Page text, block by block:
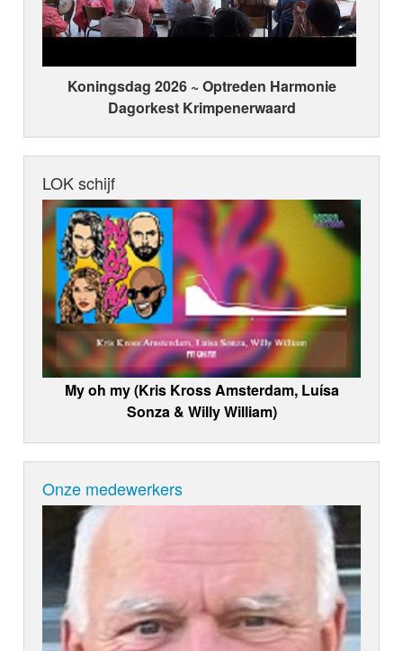
Koningsdag 2026 ~ Optreden Harmonie
Dagorkest Krimpenerwaard
LOK schijf
My oh my (Kris Kross Amsterdam, Luísa
Sonza & Willy William)
Onze medewerkers